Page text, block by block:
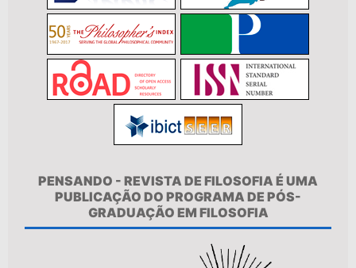
PENSANDO - REVISTA DE FILOSOFIA É UMA
PUBLICAÇÃO DO PROGRAMA DE PÓS-
GRADUAÇÃO EM FILOSOFIA